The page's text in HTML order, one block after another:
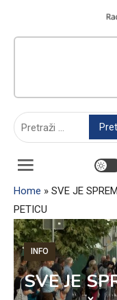
Home » SVE JE
PETICU
INFO
SVE JE